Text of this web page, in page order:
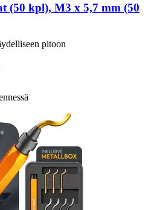
(50 kpl), M3 x 5,7 mm (50
pitoon